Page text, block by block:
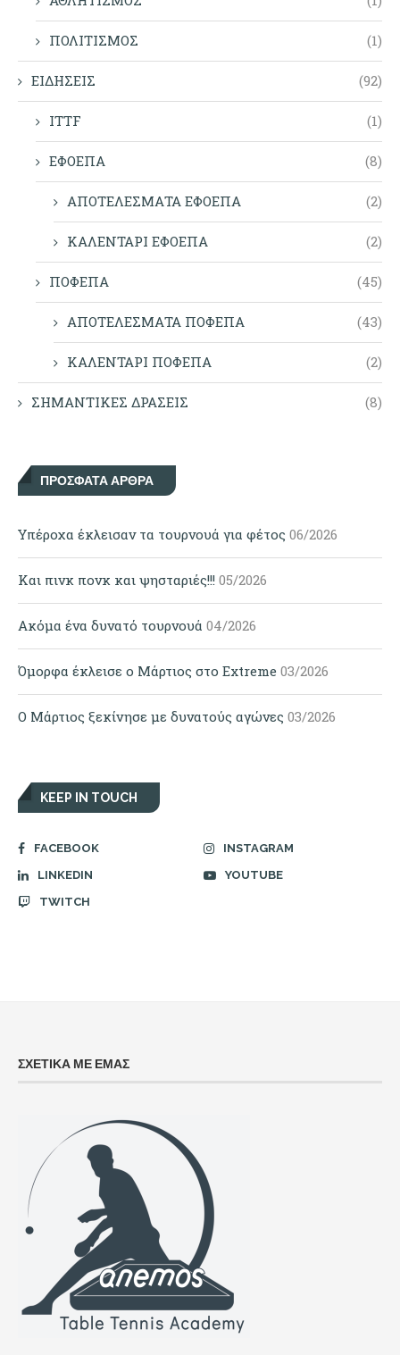
ΠΟΛΙΤΙΣΜΟΣ (1)
ΕΙΔΗΣΕΙΣ (92)
ITTF (1)
ΕΦΟΕΠΑ (8)
ΑΠΟΤΕΛΕΣΜΑΤΑ ΕΦΟΕΠΑ (2)
ΚΑΛΕΝΤΑΡΙ ΕΦΟΕΠΑ (2)
ΠΟΦΕΠΑ (45)
ΑΠΟΤΕΛΕΣΜΑΤΑ ΠΟΦΕΠΑ (43)
ΚΑΛΕΝΤΑΡΙ ΠΟΦΕΠΑ (2)
ΣΗΜΑΝΤΙΚΕΣ ΔΡΑΣΕΙΣ (8)
ΠΡΌΣΦΑΤΑ ΆΡΘΡΑ
Υπέροχα έκλεισαν τα τουρνουά για φέτος 06/2026
Και πινκ πονκ και ψησταριές!!! 05/2026
Ακόμα ένα δυνατό τουρνουά 04/2026
Όμορφα έκλεισε ο Μάρτιος στο Extreme 03/2026
Ο Μάρτιος ξεκίνησε με δυνατούς αγώνες 03/2026
KEEP IN TOUCH
FACEBOOK
INSTAGRAM
LINKEDIN
YOUTUBE
TWITCH
ΣΧΕΤΙΚΑ ΜΕ ΕΜΑΣ